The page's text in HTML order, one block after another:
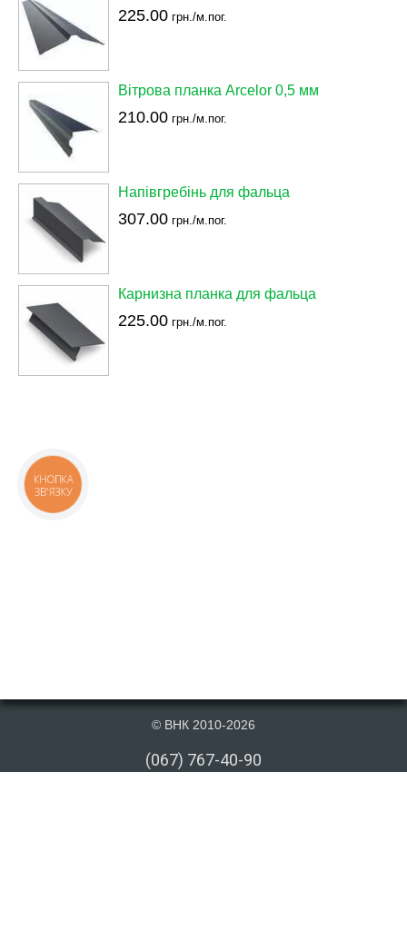
225.00 грн./м.пог.
Вітрова планка Arcelor 0,5 мм
210.00 грн./м.пог.
Напівгребінь для фальца
307.00 грн./м.пог.
Карнизна планка для фальца
225.00 грн./м.пог.
© ВНК 2010-2026
(067) 767-40-90
КНОПКА
ЗВ'ЯЗКУ